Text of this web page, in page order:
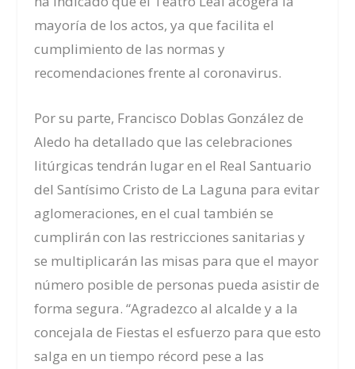
mayoría de los actos, ya que facilita el
cumplimiento de las normas y
recomendaciones frente al coronavirus.
Por su parte, Francisco Doblas González de
Aledo ha detallado que las celebraciones
litúrgicas tendrán lugar en el Real Santuario
del Santísimo Cristo de La Laguna para evitar
aglomeraciones, en el cual también se
cumplirán con las restricciones sanitarias y
se multiplicarán las misas para que el mayor
número posible de personas pueda asistir de
forma segura. “Agradezco al alcalde y a la
concejala de Fiestas el esfuerzo para que esto
salga en un tiempo récord pese a las